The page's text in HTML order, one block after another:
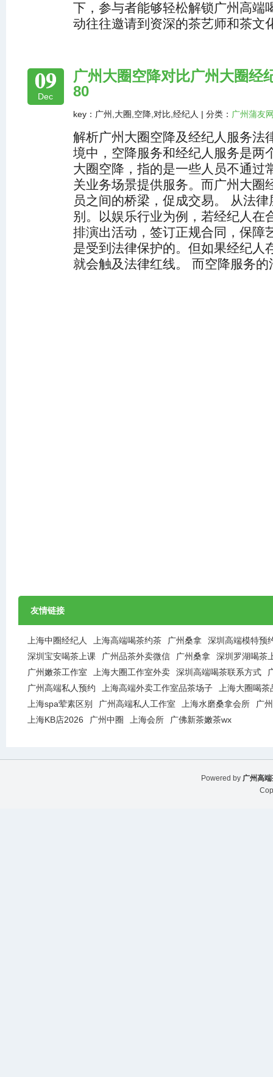
下，参与者能够轻松解锁广州高端
动往往邀请到资深的茶艺师和茶文
09
Dec
广州大圈空降对比广州大圈经
80
key：广州,大圈,空降,对比,经纪人 | 分类： 广州蒲友
解析广州大圈空降及经纪人服务法
境中，空降服务和经纪人服务是两
大圈空降，指的是一些人员不通过
关业务场景提供服务。而广州大圈
员之间的桥梁，促成交易。 从法
别。以娱乐行业为例，若经纪人在
排演出活动，签订正规合同，保障
是受到法律保护的。但如果经纪人
就会触及法律红线。 而空降服务
友情链接
上海中圈经纪人 上海高端喝茶约茶 广州桑拿
深圳高端模特预
深圳宝安喝茶上课
广州品茶外卖微信 广州桑拿
深圳罗湖喝茶
广州嫩茶工作室
上海大圈工作室外卖 深圳高端喝茶联系方式
广州高端私人预约
上海高端外卖工作室品茶场子
上海大圈喝茶
上海spa荤素区别
广州高端私人工作室 上海水磨桑拿会所
广
上海KB店2026
广州中圈 上海会所 广佛新茶嫩茶wx
Powered by 广州高